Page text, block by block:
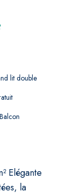
lit double
Balcon
Elégante
la